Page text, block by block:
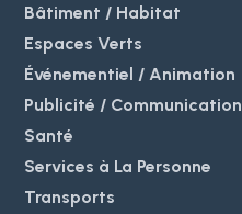
Bâtiment / Habitat
Espaces Verts
Événementiel / Animation
Publicité / Communication
Santé
Services à La Personne
Transports